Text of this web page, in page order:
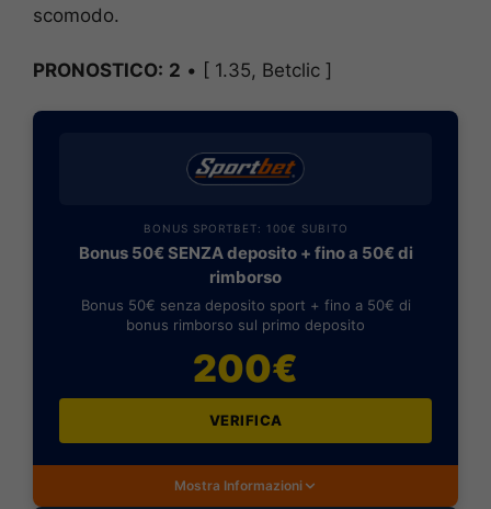
scomodo.
PRONOSTICO: 2 • [ 1.35, Betclic ]
BONUS SPORTBET: 100€ SUBITO
Bonus 50€ SENZA deposito + fino a 50€ di
rimborso
Bonus 50€ senza deposito sport + fino a 50€ di
bonus rimborso sul primo deposito
200€
VERIFICA
Mostra Informazioni